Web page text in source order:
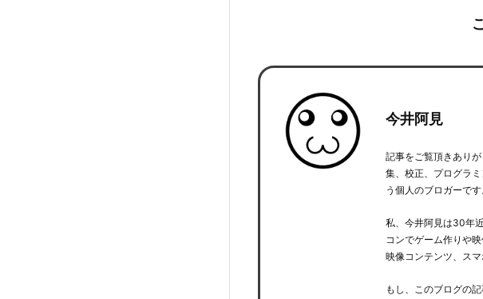
今井阿見
記事をご覧頂きあり
集、校正、プログラ
う個人のブロガーで
私、今井阿見は30年
コンでゲーム作りや
映像コンテンツ、ス
もし、このブログの